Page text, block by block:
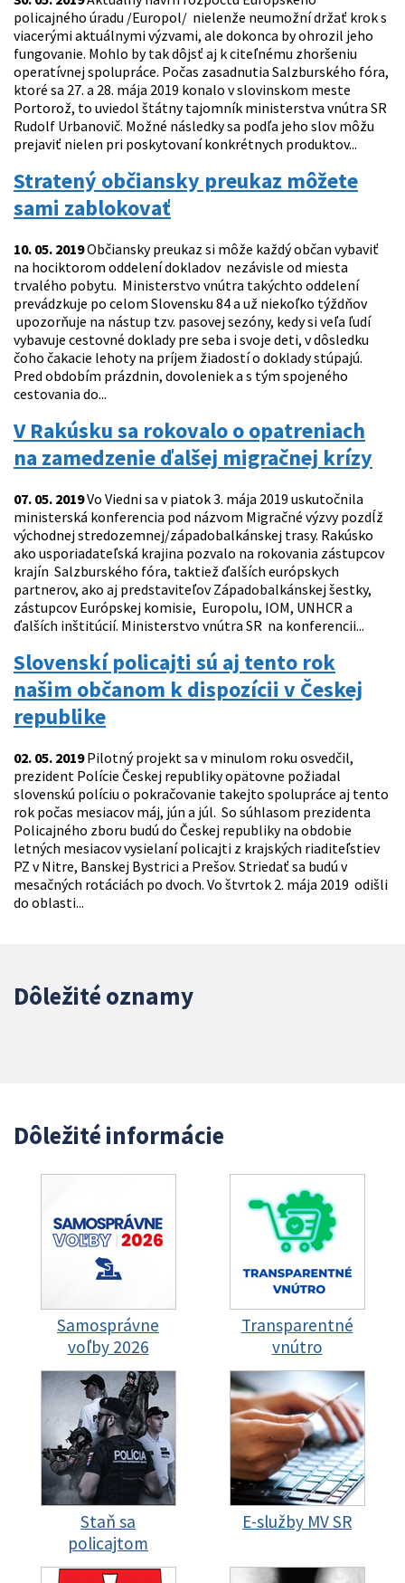
policajného úradu /Europol/ nielenže neumožní držať krok s
viacerými aktuálnymi výzvami, ale dokonca by ohrozil jeho
fungovanie. Mohlo by tak dôjsť aj k citeľnému zhoršeniu
operatívnej spolupráce. Počas zasadnutia Salzburského fóra,
ktoré sa 27. a 28. mája 2019 konalo v slovinskom meste
Portorož, to uviedol štátny tajomník ministerstva vnútra SR
Rudolf Urbanovič. Možné následky sa podľa jeho slov môžu
prejaviť nielen pri poskytovaní konkrétnych produktov...
Stratený občiansky preukaz môžete
sami zablokovať
10. 05. 2019Občiansky preukaz si môže každý občan vybaviť
na hociktorom oddelení dokladov nezávisle od miesta
trvalého pobytu. Ministerstvo vnútra takýchto oddelení
prevádzkuje po celom Slovensku 84 a už niekoľko týždňov
upozorňuje na nástup tzv. pasovej sezóny, kedy si veľa ľudí
vybavuje cestovné doklady pre seba i svoje deti, v dôsledku
čoho čakacie lehoty na príjem žiadostí o doklady stúpajú.
Pred obdobím prázdnin, dovoleniek a s tým spojeného
cestovania do...
V Rakúsku sa rokovalo o opatreniach
na zamedzenie ďalšej migračnej krízy
07. 05. 2019Vo Viedni sa v piatok 3. mája 2019 uskutočnila
ministerská konferencia pod názvom Migračné výzvy pozdĺž
východnej stredozemnej/západobalkánskej trasy. Rakúsko
ako usporiadateľská krajina pozvalo na rokovania zástupcov
krajín Salzburského fóra, taktiež ďalších európskych
partnerov, ako aj predstaviteľov Západobalkánskej šestky,
zástupcov Európskej komisie, Europolu, IOM, UNHCR a
ďalších inštitúcií. Ministerstvo vnútra SR na konferencii...
Slovenskí policajti sú aj tento rok
našim občanom k dispozícii v Českej
republike
02. 05. 2019Pilotný projekt sa v minulom roku osvedčil,
prezident Polície Českej republiky opätovne požiadal
slovenskú políciu o pokračovanie takejto spolupráce aj tento
rok počas mesiacov máj, jún a júl. So súhlasom prezidenta
Policajného zboru budú do Českej republiky na obdobie
letných mesiacov vysielaní policajti z krajských riaditeľstiev
PZ v Nitre, Banskej Bystrici a Prešov. Striedať sa budú v
mesačných rotáciách po dvoch. Vo štvrtok 2. mája 2019 odišli
do oblasti...
Dôležité oznamy
Dôležité informácie
Samosprávne
voľby 2026
Transparentné
vnútro
Staň sa
policajtom
E-služby MV SR